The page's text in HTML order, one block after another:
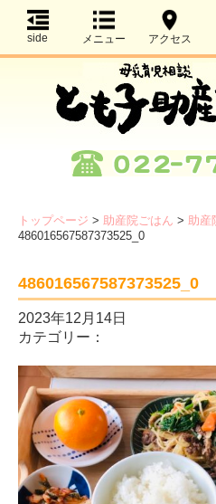
side メニュー アクセス
トップページ > 助産院ごはん > 助
486016567587373525_0
486016567587373525_0
2023年12月14日
カテゴリー：